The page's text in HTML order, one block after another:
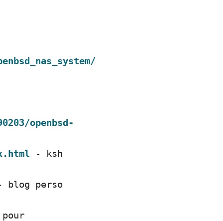
openbsd-
- ksh
blog perso